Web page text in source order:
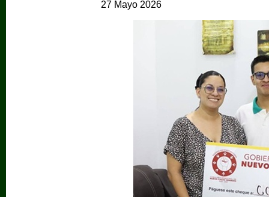
27 Mayo 2026